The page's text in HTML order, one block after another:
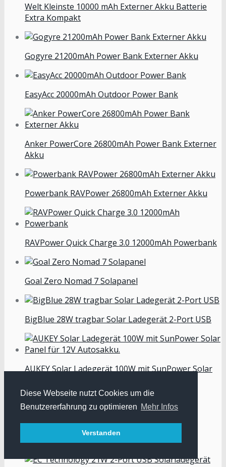
Diese Webseite nutzt Cookies um die
Benutzererfahrung zu optimieren Mehr Infos
Verstanden
Welt Kleinste 10000 mAh Externer Akku Batterie
Extra Kompakt
Gogyre 21200mAh Power Bank Externer Akku
EasyAcc 20000mAh Outdoor Power Bank
Anker PowerCore 26800mAh Power Bank Externer
Akku
Powerbank RAVPower 26800mAh Externer Akku
RAVPower Quick Charge 3.0 12000mAh Powerbank
Goal Zero Nomad 7 Solapanel
BigBlue 28W tragbar Solar Ladegerät 2-Port USB
AUKEY Solar Ladegerät 100W mit SunPower Solar
X-DRAGON Solarladegerät 14W 2-Port USB
Outdoor